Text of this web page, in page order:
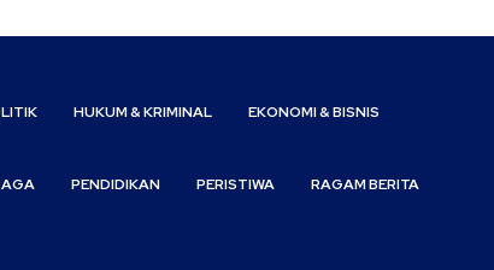
HUKUM & KRIMINAL EKONOMI & BISNIS
PENDIDIKAN PERISTIWA RAGAM BERITA